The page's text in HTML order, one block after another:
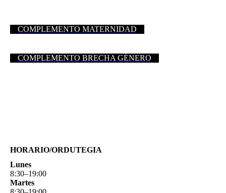
COMPLEMENTO MATERNIDAD
COMPLEMENTO BRECHA GÉNERO
HORARIO/ORDUTEGIA
Lunes
8:30–19:00
Martes